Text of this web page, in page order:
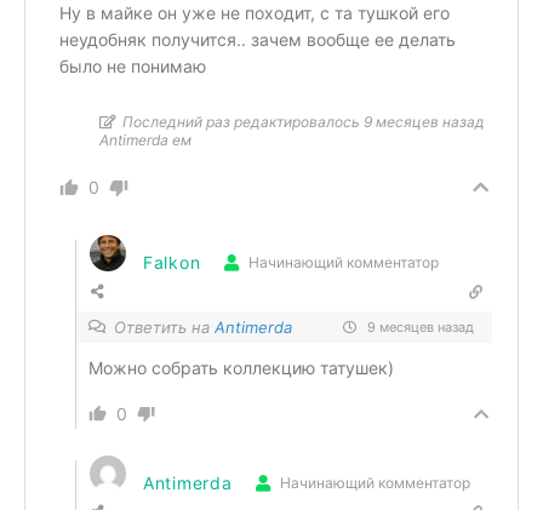
Ну в майке он уже не походит, с та тушкой его
неудобняк получится.. зачем вообще ее делать
было не понимаю
Последний раз редактировалось 9 месяцев назад
Antimerda ем
0
Falkon Начинающий комментатор
Ответить на Antimerda 9 месяцев назад
Можно собрать коллекцию татушек)
0
Antimerda Начинающий комментатор